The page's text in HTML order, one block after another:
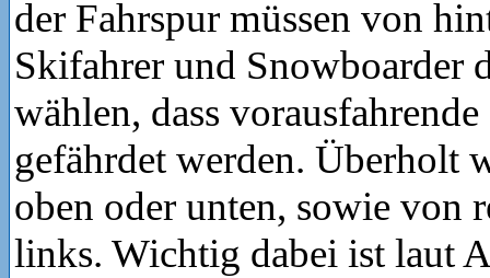
der Fahrspur müssen von
Skifahrer und Snowboarder
wählen, dass
gefährdet werden. Überholt
oben oder unten, sowie von
links. Wichtig dabei ist laut